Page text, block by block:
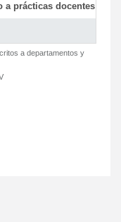
prácticas docentes y
a departamentos y